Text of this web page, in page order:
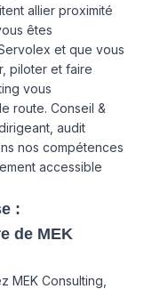
allier proximité
êtes
et que vous
piloter et faire
vous
route. Conseil &
audit
nos compétences
accessible
:
de MEK
MEK Consulting,